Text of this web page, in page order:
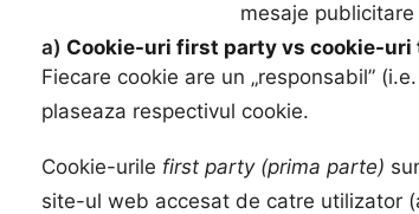
mesaje
a) Cookie-uri first party vs cookie-
Fiecare cookie are un „responsabil”
plaseaza respectivul cookie.
Cookie-urile first party (prima parte)
site-ul web accesat de catre utilizator